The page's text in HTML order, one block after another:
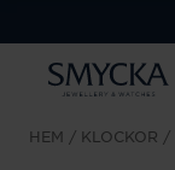
HEM KLOCKOR